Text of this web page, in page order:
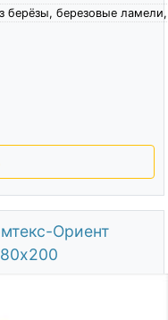
берёзы, березовые ламели,
Ориент